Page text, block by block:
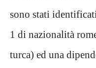
sono stati
1 di nazionalità
turca) ed una